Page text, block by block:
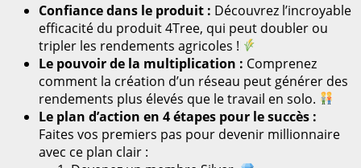
Confiance dans le produit : Découvrez l’incroyable
efficacité du produit 4Tree, qui peut doubler ou
tripler les rendements agricoles !
Le pouvoir de la multiplication : Comprenez
comment la création d’un réseau peut générer des
rendements plus élevés que le travail en solo.
Le plan d’action en 4 étapes pour le succès :
Faites vos premiers pas pour devenir millionnaire
avec ce plan clair :